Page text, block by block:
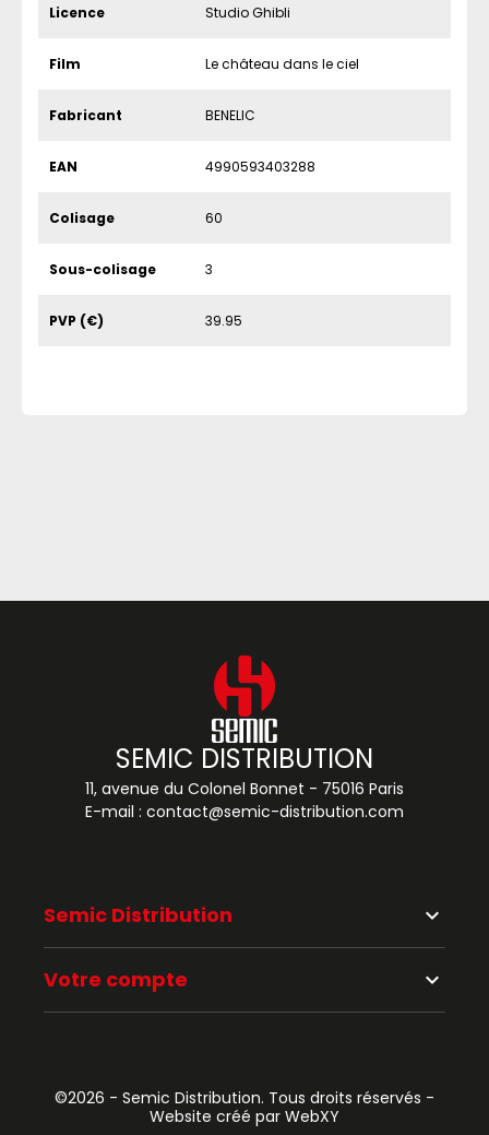
Licence Studio Ghibli
Film Le château dans le ciel
Fabricant BENELIC
EAN 4990593403288
Colisage 60
Sous-colisage 3
PVP (€) 39.95
Semic Distribution keyboard_arrow_down
Votre compte keyboard_arrow_down
SEMIC DISTRIBUTION
11, avenue du Colonel Bonnet - 75016 Paris
E-mail : contact@semic-distribution.com
©2026 - Semic Distribution. Tous droits réservés -
Website créé par WebXY